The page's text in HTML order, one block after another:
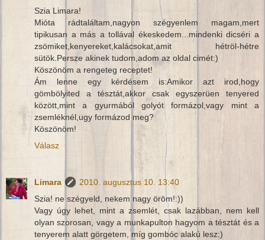
Szia Limara!
Mióta rádtaláltam,nagyon szégyenlem magam,mert
tipikusan a más a tollával ékeskedem...mindenki dicséri a
zsömiket,kenyereket,kalácsokat,amit hétröl-hétre
sütök.Persze akinek tudom,adom az oldal cimét:)
Köszönöm a rengeteg receptet!
Ám lenne egy kérdésem is:Amikor azt irod,hogy
gömbölyited a tésztát,akkor csak egyszerüen tenyered
között,mint a gyurmából golyót formázol,vagy mint a
zsemléknél,ugy formázod meg?
Köszönöm!
Válasz
Limara
2010. augusztus 10. 13:40
Szia! ne szégyeld, nekem nagy öröm!:))
Vagy úgy lehet, mint a zsemlét, csak lazábban, nem kell
olyan szorosan, vagy a munkapulton hagyom a tésztát és a
tenyerem alatt görgetem, míg gombóc alakú lesz:)